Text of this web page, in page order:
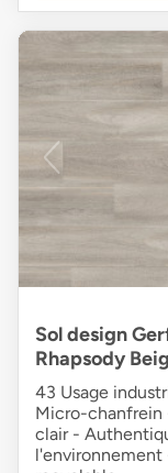
Sol design
Rhapsody
43 Usage
Micro-chanfrein
clair -